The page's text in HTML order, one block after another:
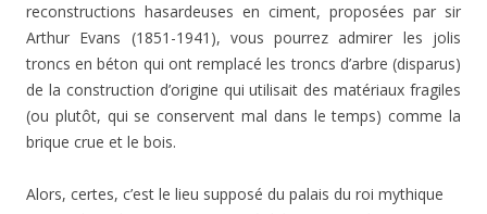
reconstructions hasardeuses en ciment, proposées par sir
Arthur Evans (1851-1941), vous pourrez admirer les jolis
troncs en béton qui ont remplacé les troncs d’arbre (disparus)
de la construction d’origine qui utilisait des matériaux fragiles
(ou plutôt, qui se conservent mal dans le temps) comme la
brique crue et le bois.
Alors, certes, c’est le lieu supposé du palais du roi mythique